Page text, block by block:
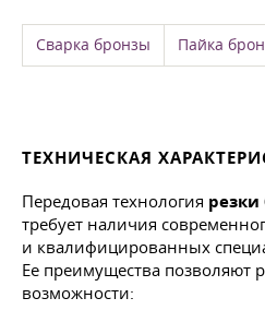
Сварка бронзы Пайка
ТЕХНИЧЕСКАЯ
Передовая технология
требует наличия
и квалифицированных
Ее преимущества позволяют
возможности: